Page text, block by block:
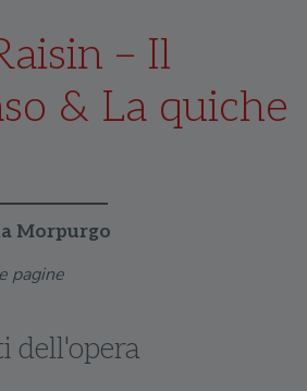
– Il
& La quiche
Morpurgo
pagine
dell'opera